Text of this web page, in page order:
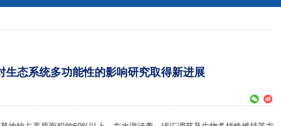
态系统多功能性的影响研究取得新进展